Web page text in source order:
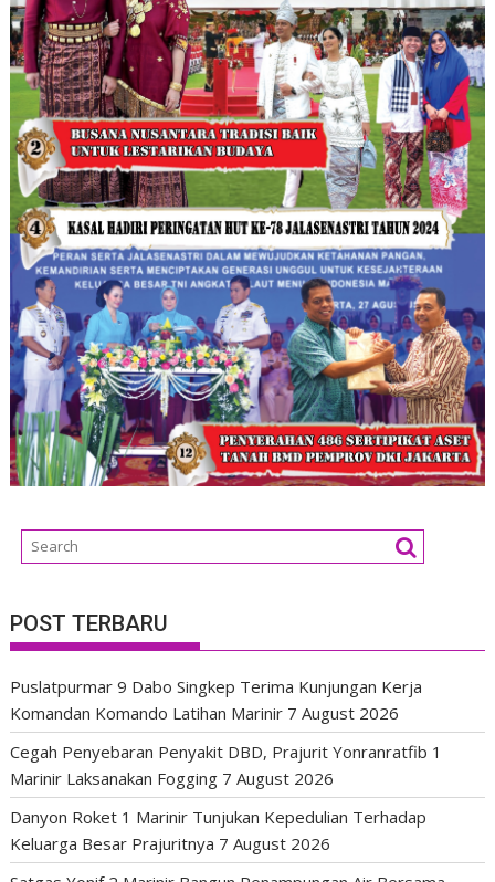
POST TERBARU
Puslatpurmar 9 Dabo Singkep Terima Kunjungan Kerja
Komandan Komando Latihan Marinir 7 August 2026
Cegah Penyebaran Penyakit DBD, Prajurit Yonranratfib 1
Marinir Laksanakan Fogging 7 August 2026
Danyon Roket 1 Marinir Tunjukan Kepedulian Terhadap
Keluarga Besar Prajuritnya 7 August 2026